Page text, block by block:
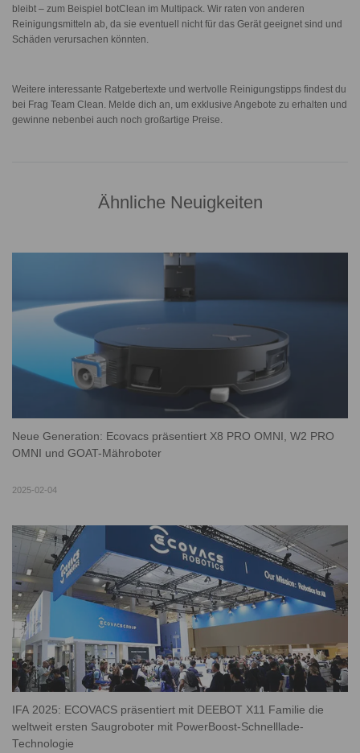
bleibt – zum Beispiel botClean im Multipack. Wir raten von anderen
Reinigungsmitteln ab, da sie eventuell nicht für das Gerät geeignet sind und
Schäden verursachen könnten.
Weitere interessante Ratgebertexte und wertvolle Reinigungstipps findest du
bei Frag Team Clean. Melde dich an, um exklusive Angebote zu erhalten und
gewinne nebenbei auch noch großartige Preise.
Ähnliche Neuigkeiten
Neue Generation: Ecovacs präsentiert X8 PRO OMNI, W2 PRO
OMNI und GOAT-Mähroboter
2025-02-04
IFA 2025: ECOVACS präsentiert mit DEEBOT X11 Familie die
weltweit ersten Saugroboter mit PowerBoost-Schnelllade-
Technologie